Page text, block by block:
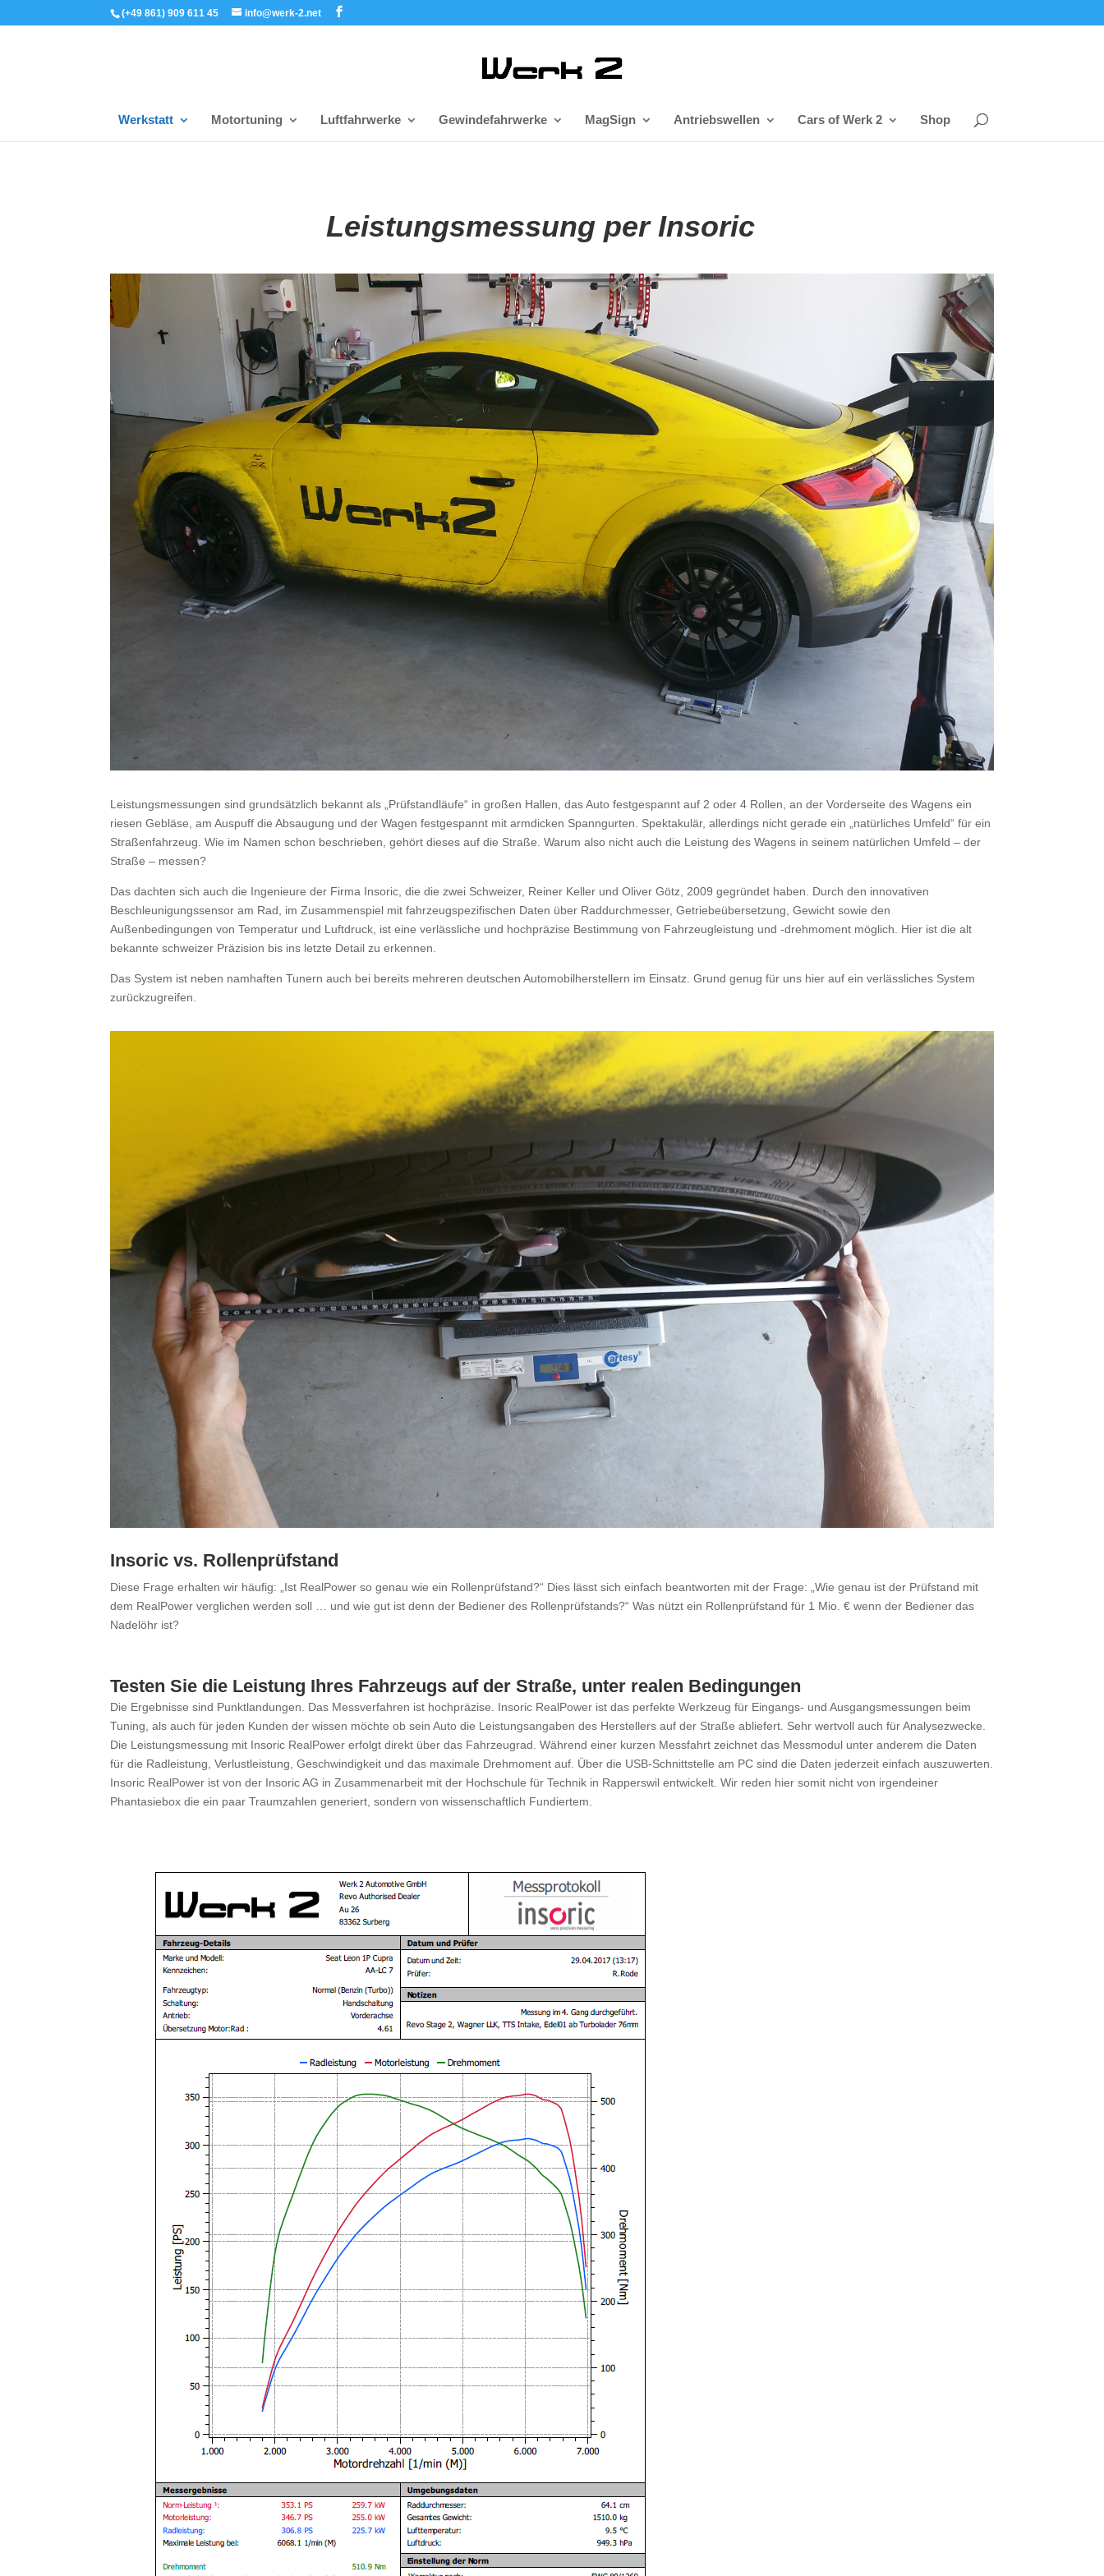
(+49 861) 909 611 45 info@werk-2.net
Werkstatt Motortuning Luftfahrwerke Gewindefahrwerke MagSign Antriebswellen Cars of Werk 2 Shop
Leistungsmessung per Insoric
Leistungsmessungen sind grundsätzlich bekannt als „Prüfstandläufe“ in großen Hallen, das Auto festgespannt auf 2 oder 4 Rollen, an der Vorderseite des Wagens ein
riesen Gebläse, am Auspuff die Absaugung und der Wagen festgespannt mit armdicken Spanngurten. Spektakulär, allerdings nicht gerade ein „natürliches Umfeld“ für ein
Straßenfahrzeug. Wie im Namen schon beschrieben, gehört dieses auf die Straße. Warum also nicht auch die Leistung des Wagens in seinem natürlichen Umfeld – der
Straße – messen?
Das dachten sich auch die Ingenieure der Firma Insoric, die die zwei Schweizer, Reiner Keller und Oliver Götz, 2009 gegründet haben. Durch den innovativen
Beschleunigungssensor am Rad, im Zusammenspiel mit fahrzeugspezifischen Daten über Raddurchmesser, Getriebeübersetzung, Gewicht sowie den
Außenbedingungen von Temperatur und Luftdruck, ist eine verlässliche und hochpräzise Bestimmung von Fahrzeugleistung und -drehmoment möglich. Hier ist die alt
bekannte schweizer Präzision bis ins letzte Detail zu erkennen.
Das System ist neben namhaften Tunern auch bei bereits mehreren deutschen Automobilherstellern im Einsatz. Grund genug für uns hier auf ein verlässliches System
zurückzugreifen.
Insoric vs. Rollenprüfstand
Diese Frage erhalten wir häufig: „Ist RealPower so genau wie ein Rollenprüfstand?“ Dies lässt sich einfach beantworten mit der Frage: „Wie genau ist der Prüfstand mit
dem RealPower verglichen werden soll … und wie gut ist denn der Bediener des Rollenprüfstands?“ Was nützt ein Rollenprüfstand für 1 Mio. € wenn der Bediener das
Nadelöhr ist?
Testen Sie die Leistung Ihres Fahrzeugs auf der Straße, unter realen Bedingungen
Die Ergebnisse sind Punktlandungen. Das Messverfahren ist hochpräzise. Insoric RealPower ist das perfekte Werkzeug für Eingangs- und Ausgangsmessungen beim
Tuning, als auch für jeden Kunden der wissen möchte ob sein Auto die Leistungsangaben des Herstellers auf der Straße abliefert. Sehr wertvoll auch für Analysezwecke.
Die Leistungsmessung mit Insoric RealPower erfolgt direkt über das Fahrzeugrad. Während einer kurzen Messfahrt zeichnet das Messmodul unter anderem die Daten
für die Radleistung, Verlustleistung, Geschwindigkeit und das maximale Drehmoment auf. Über die USB-Schnittstelle am PC sind die Daten jederzeit einfach auszuwerten.
Insoric RealPower ist von der Insoric AG in Zusammenarbeit mit der Hochschule für Technik in Rapperswil entwickelt. Wir reden hier somit nicht von irgendeiner
Phantasiebox die ein paar Traumzahlen generiert, sondern von wissenschaftlich Fundiertem.